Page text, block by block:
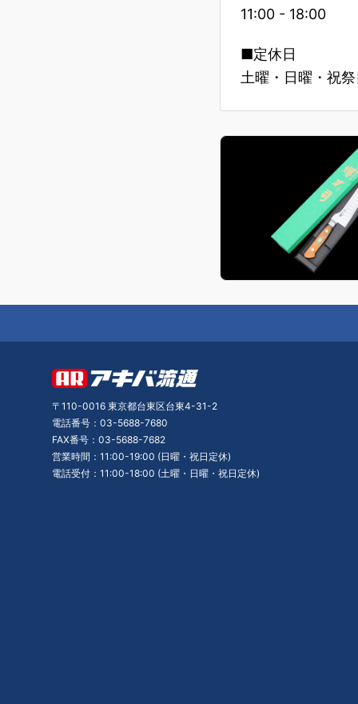
11:00 - 18:00
■定休日
土曜・日曜・祝
〒110-0016 東京都台東区台東4-31-2
電話番号：03-5688-7680
FAX番号：03-5688-7682
営業時間：11:00-19:00 (日曜・祝日定休)
電話受付：11:00-18:00 (土曜・日曜・祝日定休)